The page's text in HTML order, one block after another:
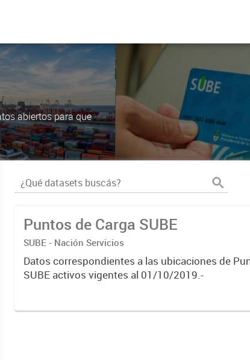
abiertos para que
Puntos de Carga SUBE
SUBE - Nación Servicios
Datos correspondientes a las ubicaciones de
SUBE activos vigentes al 01/10/2019.-